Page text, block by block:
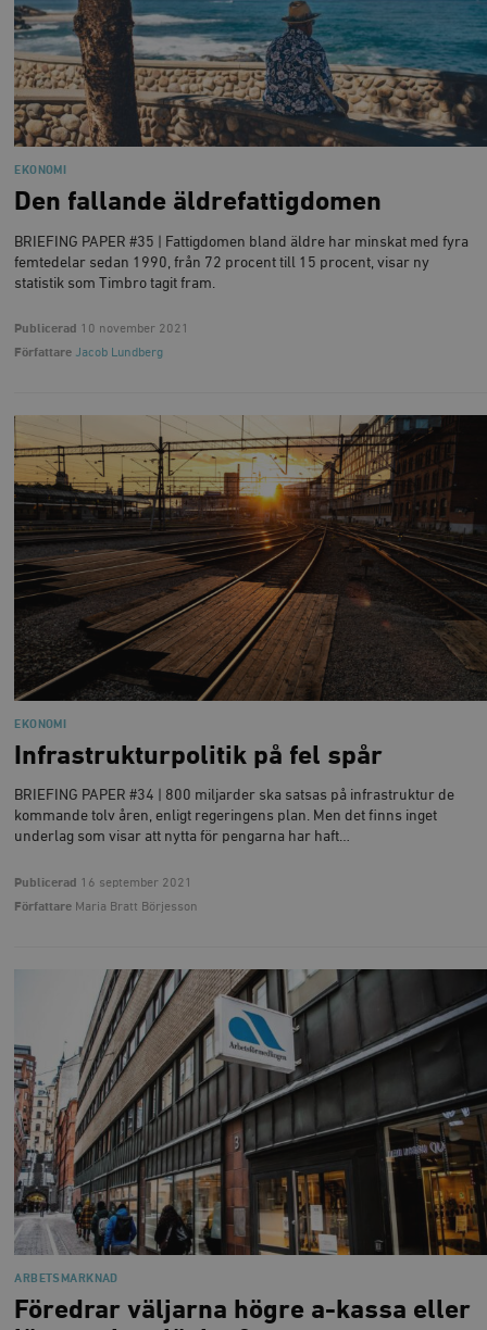
EKONOMI
Den fallande äldrefattigdomen
BRIEFING PAPER #35 | Fattigdomen bland äldre har minskat med fyra
femtedelar sedan 1990, från 72 procent till 15 procent, visar ny
statistik som Timbro tagit fram.
Publicerad 10 november 2021
Författare Jacob Lundberg
EKONOMI
Infrastrukturpolitik på fel spår
BRIEFING PAPER #34 | 800 miljarder ska satsas på infrastruktur de
kommande tolv åren, enligt regeringens plan. Men det finns inget
underlag som visar att nytta för pengarna har haft…
Publicerad 16 september 2021
Författare Maria Bratt Börjesson
ARBETSMARKNAD
Föredrar väljarna högre a-kassa eller